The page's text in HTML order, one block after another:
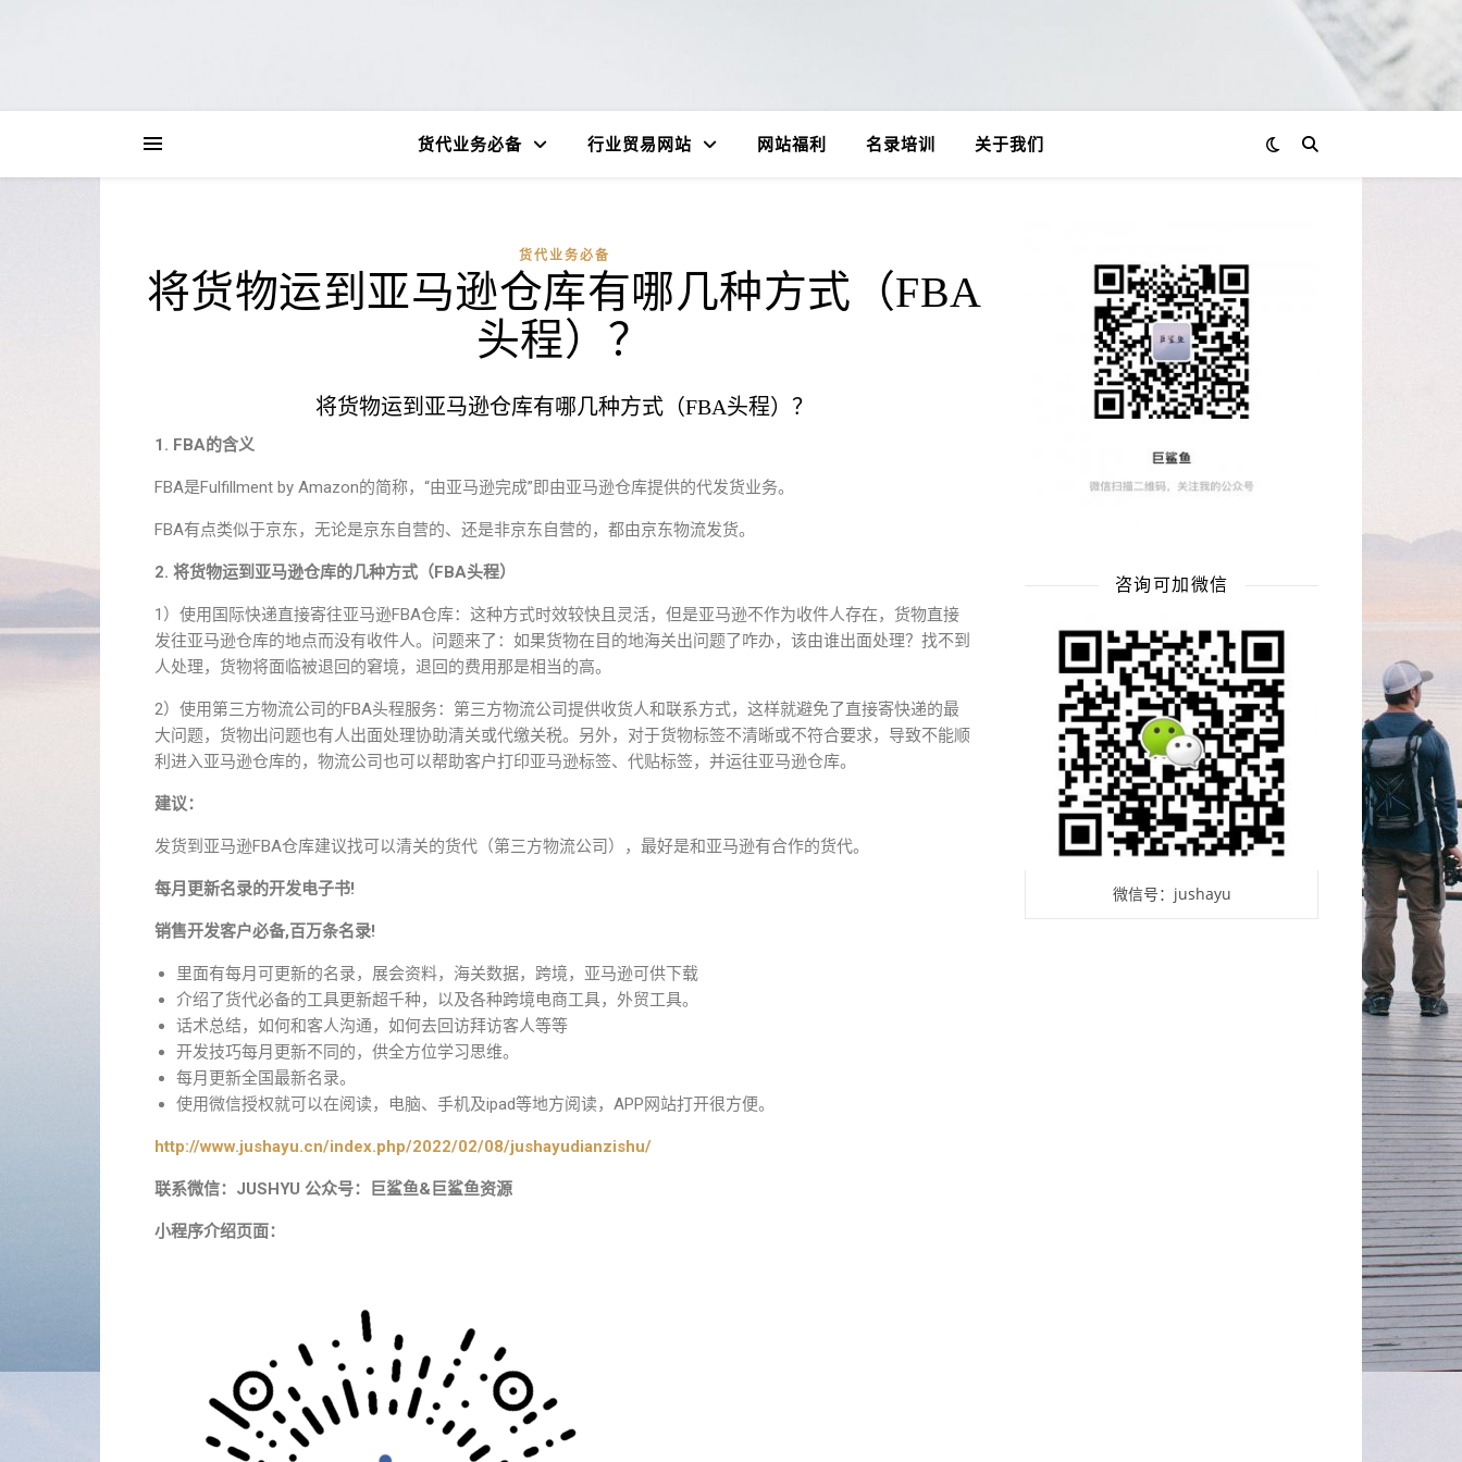
货代业务必备 行业贸易网站 网站福利 名录培训 关于我们
货代业务必备
将货物运到亚马逊仓库有哪几种方式（FBA
头程）？
将货物运到亚马逊仓库有哪几种方式（FBA头程）？
1. FBA的含义
FBA是Fulfillment by Amazon的简称，“由亚马逊完成”即由亚马逊仓库提供的代发货业务。
FBA有点类似于京东，无论是京东自营的、还是非京东自营的，都由京东物流发货。
2. 将货物运到亚马逊仓库的几种方式（FBA头程）
1）使用国际快递直接寄往亚马逊FBA仓库：这种方式时效较快且灵活，但是亚马逊不作为收件人存在，货物直接
发往亚马逊仓库的地点而没有收件人。问题来了：如果货物在目的地海关出问题了咋办，该由谁出面处理？找不到
人处理，货物将面临被退回的窘境，退回的费用那是相当的高。
2）使用第三方物流公司的FBA头程服务：第三方物流公司提供收货人和联系方式，这样就避免了直接寄快递的最
大问题，货物出问题也有人出面处理协助清关或代缴关税。另外，对于货物标签不清晰或不符合要求，导致不能顺
利进入亚马逊仓库的，物流公司也可以帮助客户打印亚马逊标签、代贴标签，并运往亚马逊仓库。
建议：
发货到亚马逊FBA仓库建议找可以清关的货代（第三方物流公司），最好是和亚马逊有合作的货代。
每月更新名录的开发电子书!
销售开发客户必备,百万条名录!
里面有每月可更新的名录，展会资料，海关数据，跨境，亚马逊可供下载
介绍了货代必备的工具更新超千种，以及各种跨境电商工具，外贸工具。
话术总结，如何和客人沟通，如何去回访拜访客人等等
开发技巧每月更新不同的，供全方位学习思维。
每月更新全国最新名录。
使用微信授权就可以在阅读，电脑、手机及ipad等地方阅读，APP网站打开很方便。
http://www.jushayu.cn/index.php/2022/02/08/jushayudianzishu/
联系微信：JUSHYU 公众号：巨鲨鱼&巨鲨鱼资源
小程序介绍页面：
咨询可加微信
微信号：jushayu